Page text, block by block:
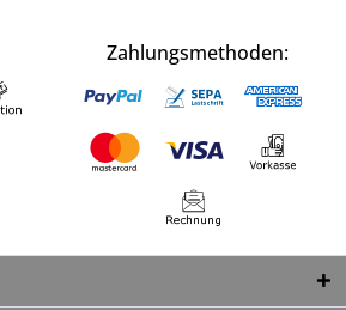
Zahlungsmethoden: